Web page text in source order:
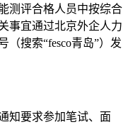
测评合格人员中按综合
事宜通过北京外企人力
（搜索“fesco青岛”）发
要求参加笔试、面